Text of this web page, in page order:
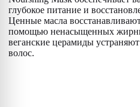
глубокое питание и
Ценные масла
помощью ненасыщенных
веганские церамиды
волос.